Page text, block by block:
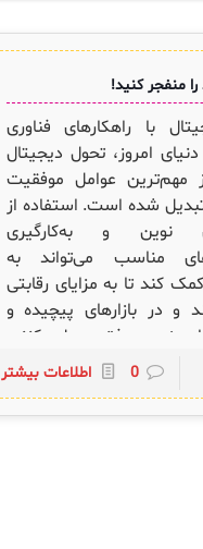
منفجر کنید!
با راهکارهای فناوری
امروز، تحول دیجیتال
مهم‌ترین عوامل موفقیت
شده است. استفاده از
نوین و به‌کارگیری
مناسب می‌تواند به
کند تا به مزایای رقابتی
و در بازارهای پیچیده و
موفق عمل کنند.
با ارائه راهکارهای
به شما این امکان را می‌دهد که
به تحول دیجیتال دست
0 اطلاعات بیشتر